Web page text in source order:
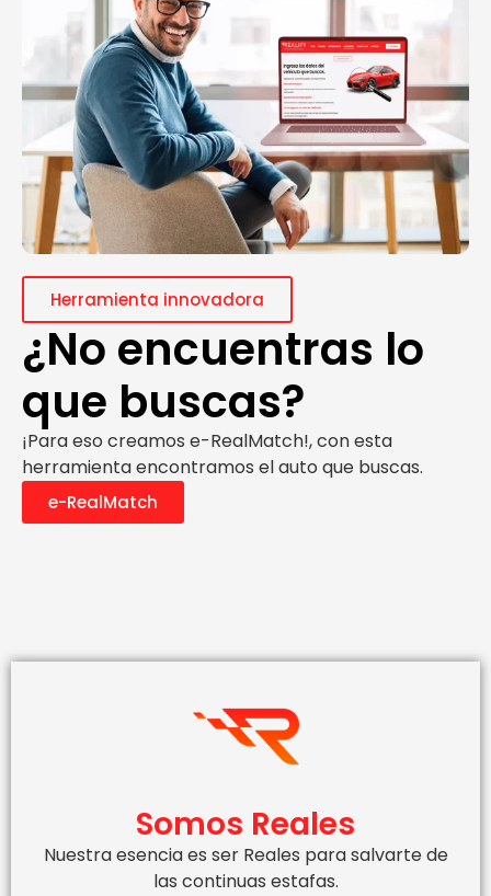
Herramienta innovadora
¿No encuentras lo
que buscas?
¡Para eso creamos e-RealMatch!, con esta
herramienta encontramos el auto que buscas.
e-RealMatch
Somos Reales
Nuestra esencia es ser Reales para salvarte de
las continuas estafas.